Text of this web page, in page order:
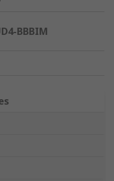
BBBIM